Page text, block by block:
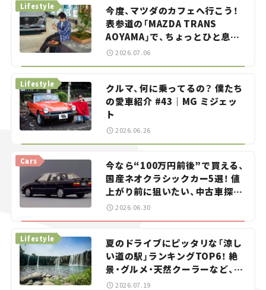
今度、マツダのカフェへ行こう！
表参道の「MAZDA TRANS
AOYAMA」で、ちょっとひと息。
——連載｜CCGとクルマでどうす
る？＜第13回＞
Lifestyle
2026.07.06
クルマ、何に乗ってるの？ 僕たち
の愛車紹介 #43｜MG ミジェッ
ト
Lifestyle
2026.06.26
今なら“100万円前後”で買える、
国産ネオクラシックカー5選！ 値
上がり前に狙いたい、中古車探し
をお手伝い――ちょっとイケてるマ
イカー選び #02
Cars
2026.06.30
夏のドライブにピッタリな「涼し
い道の駅」ランキングTOP6！ 絶
景・グルメ・天然クーラーなど、避
暑におすすめのスポットを紹介
Lifestyle
2026.07.19